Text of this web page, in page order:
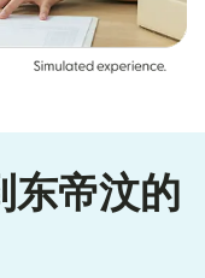
东帝汶的